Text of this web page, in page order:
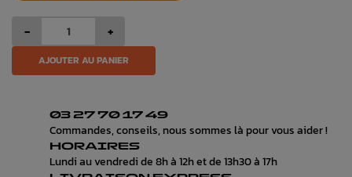
- +
AJOUTER AU PANIER
03 27 70 17 49
Commandes, conseils, nous sommes là pour vous aider !
HORAIRES
Lundi au vendredi de 8h à 12h et de 13h30 à 17h